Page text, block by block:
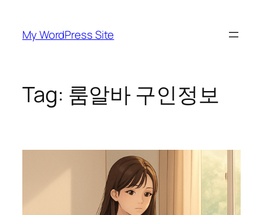
content
My WordPress Site
Tag: 룸알바 구인정보